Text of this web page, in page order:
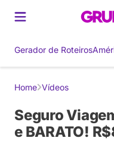
Gerador de Roteiros
Home Vídeos
Seguro
e BARATO!